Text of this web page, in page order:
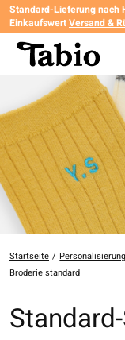
Standard-Lieferung nach
EinkaufswertVersand &
Startseite / Personalisierung
Broderie standard